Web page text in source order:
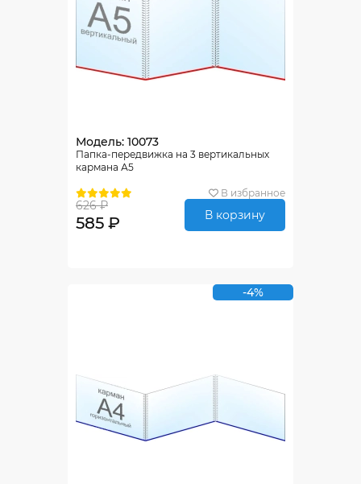
Модель: 10073
Папка-передвижка на 3 вертикальных
кармана А5
В избранное
626 ₽
585 ₽ В корзину
-4%